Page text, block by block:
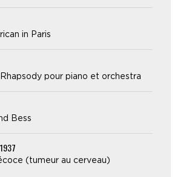
in Paris
pour piano et orchestra
Bess
(tumeur au cerveau)